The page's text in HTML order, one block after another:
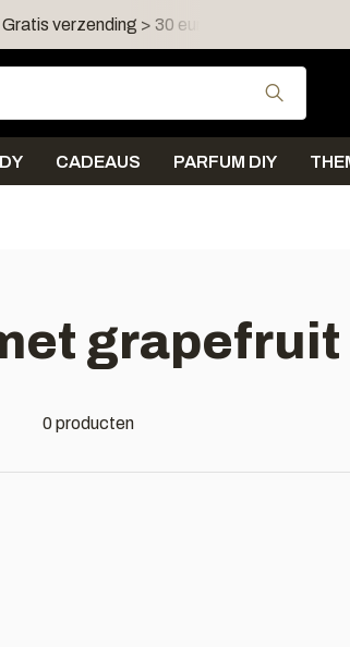
Gratis verzending > 30 euro in NL en BE
CADEAUS PARFUM DIY
0 producten